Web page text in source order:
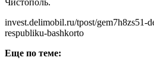
invest.delimobil.ru/tpost/gem7h8zs51-
respubliku-bashkorto
Еще по теме: